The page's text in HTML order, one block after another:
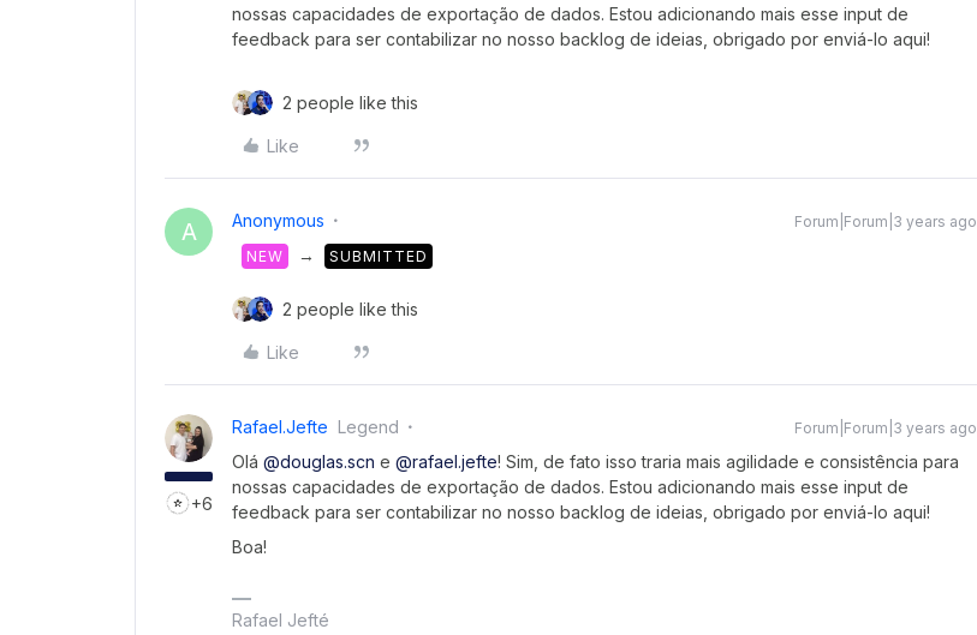
nossas capacidades de exportação de dados. Estou adicionando mais esse input de
feedback para ser contabilizar no nosso backlog de ideias, obrigado por enviá-lo aqui!
2 people like this
Like
A Anonymous
Forum|Forum|3 years ago
NEW
→ SUBMITTED
2 people like this
Like
+6
Rafael.jefte Legend Forum|Forum|3 years ago
Olá @douglas.scn e @rafael.jefte! Sim, de fato isso traria mais agilidade e consistência para
nossas capacidades de exportação de dados. Estou adicionando mais esse input de
feedback para ser contabilizar no nosso backlog de ideias, obrigado por enviá-lo aqui!
Boa!
Rafael Jefté